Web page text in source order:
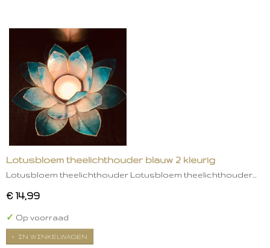
Lotusbloem theelichthouder blauw 2 kleurig
Lotusbloem theelichthouder Lotusbloem theelichthouder…
€ 14,99
✓ Op voorraad
IN WINKELWAGEN